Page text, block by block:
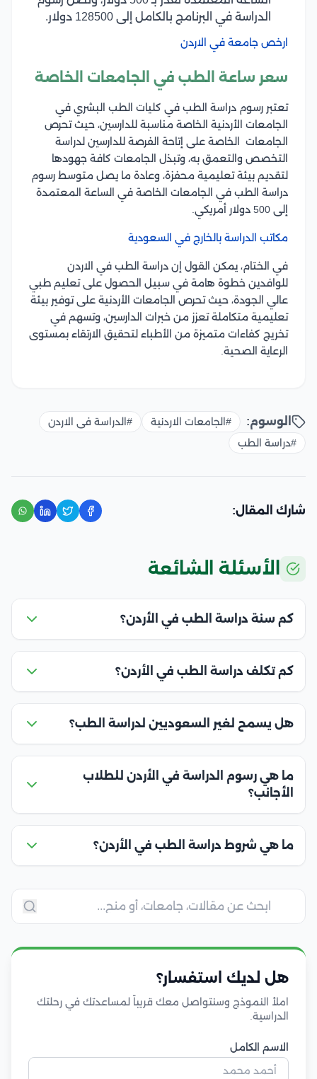
الدراسة في البرنامج بالكامل إلى 128500 دولار.
ارخص جامعة في الاردن
سعر ساعة الطب في الجامعات الخاصة
تعتبر رسوم دراسة الطب في كليات الطب البشري في
الجامعات الأردنية الخاصة مناسبة للدارسين، حيث تحرص
الجامعات الخاصة على إتاحة الفرصة للدارسين لدراسة
التخصص والتعمق به، وتبذل الجامعات كافة جهودها
لتقديم بيئة تعليمية محفزة، وعادة ما يصل متوسط رسوم
دراسة الطب في الجامعات الخاصة في الساعة المعتمدة
إلى 500 دولار أمريكي.
مكاتب الدراسة بالخارج في السعودية
في الختام، يمكن القول إن دراسة الطب في الاردن
للوافدين خطوة هامة في سبيل الحصول على تعليم طبي
عالي الجودة، حيث تحرص الجامعات الأردنية على توفير بيئة
تعليمية متكاملة تعزز من خبرات الدارسين، وتسهم في
تخريج كفاءات متميزة من الأطباء لتحقيق الارتقاء بمستوى
الرعاية الصحية.
الوسوم: #الجامعات الاردنية
#الدراسة فى الاردن
#دراسة الطب
شارك المقال:
الأسئلة الشائعة
كم سنة دراسة الطب في الأردن؟
كم تكلف دراسة الطب في الأردن؟
هل يسمح لغير السعوديين لدراسة الطب؟
ما هي رسوم الدراسة في الأردن للطلاب
الأجانب؟
ما هي شروط دراسة الطب في الأردن؟
هل لديك استفسار؟
املأ النموذج وسنتواصل معك قريباً لمساعدتك في رحلتك
الدراسية.
الاسم الكامل